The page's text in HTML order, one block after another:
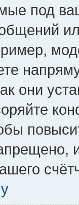
под
они